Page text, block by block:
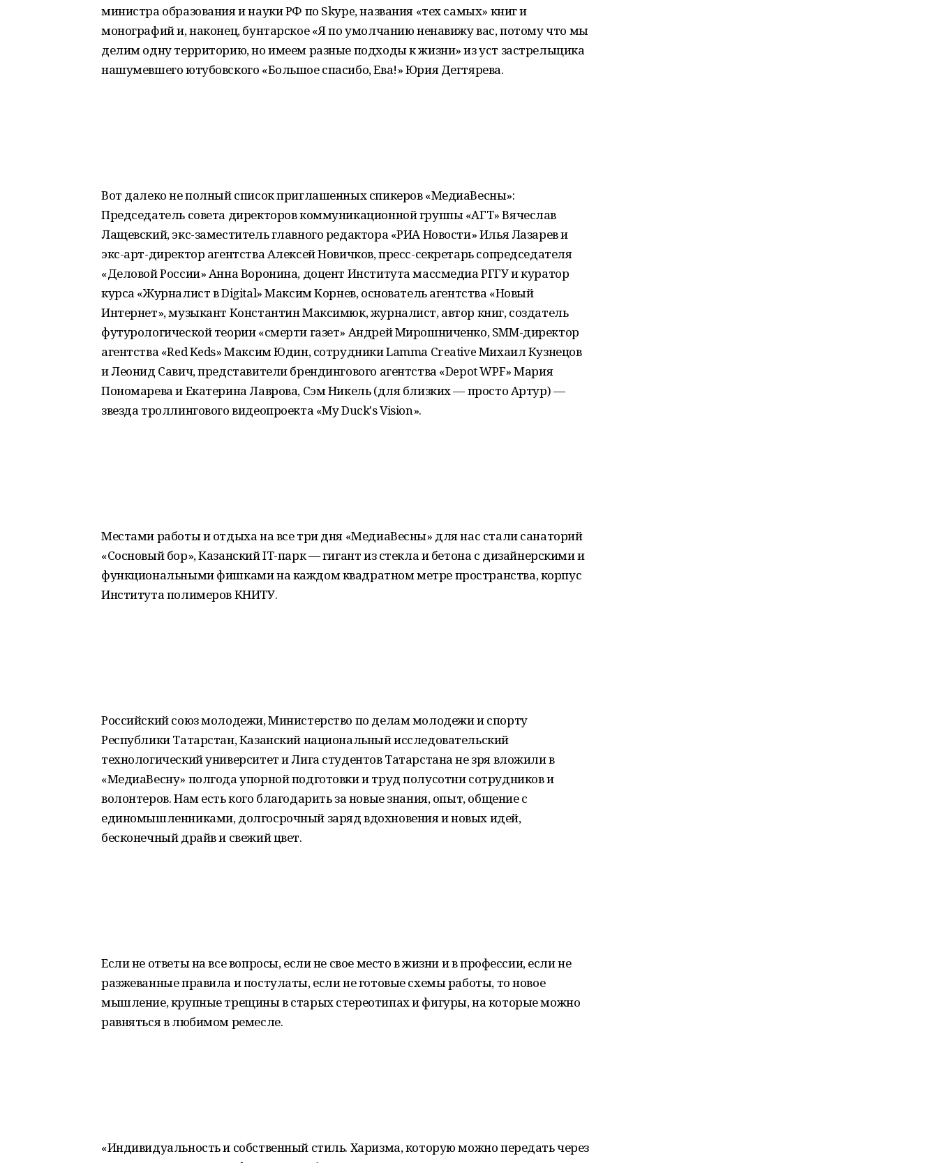
министра образования и науки РФ по Skype, названия «тех самых» книг и
монографий и, наконец, бунтарское «Я по умолчанию ненавижу вас, потому что мы
делим одну территорию, но имеем разные подходы к жизни» из уст застрельщика
нашумевшего ютубовского «Большое спасибо, Ева!» Юрия Дегтярева.
Вот далеко не полный список приглашенных спикеров «МедиаВесны»:
Председатель совета директоров коммуникационной группы «АГТ» Вячеслав
Лащевский, экс-заместитель главного редактора «РИА Новости» Илья Лазарев и
экс-арт-директор агентства Алексей Новичков, пресс-секретарь сопредседателя
«Деловой России» Анна Воронина, доцент Института массмедиа РГГУ и куратор
курса «Журналист в Digital» Максим Корнев, основатель агентства «Новый
Интернет», музыкант Константин Максимюк, журналист, автор книг, создатель
футурологической теории «смерти газет» Андрей Мирошниченко, SMM-директор
агентства «Red Keds» Максим Юдин, сотрудники Lamma Creative Михаил Кузнецов
и Леонид Савич, представители брендингового агентства «Depot WPF» Мария
Пономарева и Екатерина Лаврова, Сэм Никель (для близких — просто Артур) —
звезда троллингового видеопроекта «My Duck's Vision».
Местами работы и отдыха на все три дня «МедиаВесны» для нас стали санаторий
«Сосновый бор», Казанский IT-парк — гигант из стекла и бетона с дизайнерскими и
функциональными фишками на каждом квадратном метре пространства, корпус
Института полимеров КНИТУ.
Российский союз молодежи, Министерство по делам молодежи и спорту
Республики Татарстан, Казанский национальный исследовательский
технологический университет и Лига студентов Татарстана не зря вложили в
«МедиаВесну» полгода упорной подготовки и труд полусотни сотрудников и
волонтеров. Нам есть кого благодарить за новые знания, опыт, общение с
единомышленниками, долгосрочный заряд вдохновения и новых идей,
бесконечный драйв и свежий цвет.
Если не ответы на все вопросы, если не свое место в жизни и в профессии, если не
разжеванные правила и постулаты, если не готовые схемы работы, то новое
мышление, крупные трещины в старых стереотипах и фигуры, на которые можно
равняться в любимом ремесле.
«Индивидуальность и собственный стиль. Харизма, которую можно передать через